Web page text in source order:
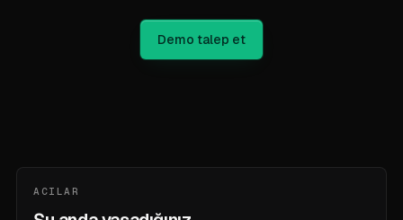
Demo talep et
ACILAR